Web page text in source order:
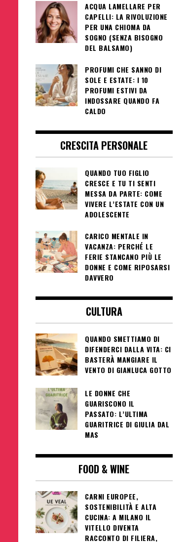
ACQUA LAMELLARE PER
CAPELLI: LA RIVOLUZIONE
PER UNA CHIOMA DA
SOGNO (SENZA BISOGNO
DEL BALSAMO)
PROFUMI CHE SANNO DI
SOLE E ESTATE: I 10
PROFUMI ESTIVI DA
INDOSSARE QUANDO FA
CALDO
CRESCITA PERSONALE
QUANDO TUO FIGLIO
CRESCE E TU TI SENTI
MESSA DA PARTE: COME
VIVERE L’ESTATE CON UN
ADOLESCENTE
CARICO MENTALE IN
VACANZA: PERCHÉ LE
FERIE STANCANO PIÙ LE
DONNE E COME RIPOSARSI
DAVVERO
CULTURA
QUANDO SMETTIAMO DI
DIFENDERCI DALLA VITA: CI
BASTERÀ MANGIARE IL
VENTO DI GIANLUCA GOTTO
LE DONNE CHE
GUARISCONO IL
PASSATO: L’ULTIMA
GUARITRICE DI GIULIA DAL
MAS
FOOD & WINE
CARNI EUROPEE,
SOSTENIBILITÀ E ALTA
CUCINA: A MILANO IL
VITELLO DIVENTA
RACCONTO DI FILIERA,